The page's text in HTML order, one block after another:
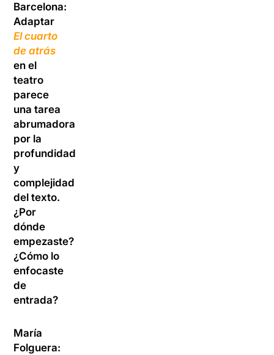
Barcelona:
Adaptar
El cuarto
de atrás
en el
teatro
parece
una tarea
abrumadora
por la
profundidad
y
complejidad
del texto.
¿Por
dónde
empezaste?
¿Cómo lo
enfocaste
de
entrada?
María
Folguera: